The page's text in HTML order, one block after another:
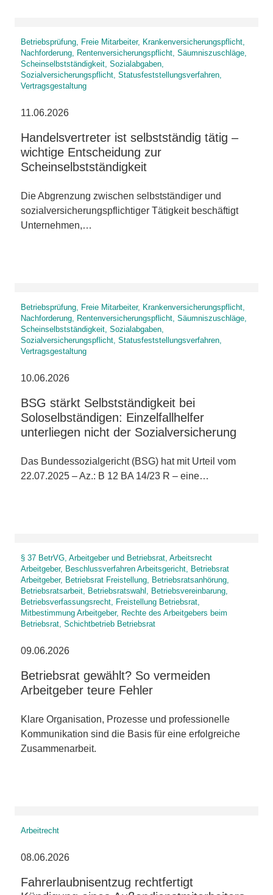
Betriebsprüfung, Freie Mitarbeiter, Krankenversicherungspflicht,
Nachforderung, Rentenversicherungspflicht, Säumniszuschläge,
Scheinselbstständigkeit, Sozialabgaben,
Sozialversicherungspflicht, Statusfeststellungsverfahren,
Vertragsgestaltung
11.06.2026
Handelsvertreter ist selbstständig tätig –
wichtige Entscheidung zur
Scheinselbstständigkeit
Die Abgrenzung zwischen selbstständiger und
sozialversicherungspflichtiger Tätigkeit beschäftigt
Unternehmen,…
Betriebsprüfung, Freie Mitarbeiter, Krankenversicherungspflicht,
Nachforderung, Rentenversicherungspflicht, Säumniszuschläge,
Scheinselbstständigkeit, Sozialabgaben,
Sozialversicherungspflicht, Statusfeststellungsverfahren,
Vertragsgestaltung
10.06.2026
BSG stärkt Selbstständigkeit bei
Soloselbständigen: Einzelfallhelfer
unterliegen nicht der Sozialversicherung
Das Bundessozialgericht (BSG) hat mit Urteil vom
22.07.2025 – Az.: B 12 BA 14/23 R – eine…
§ 37 BetrVG, Arbeitgeber und Betriebsrat, Arbeitsrecht
Arbeitgeber, Beschlussverfahren Arbeitsgericht, Betriebsrat
Arbeitgeber, Betriebsrat Freistellung, Betriebsratsanhörung,
Betriebsratsarbeit, Betriebsratswahl, Betriebsvereinbarung,
Betriebsverfassungsrecht, Freistellung Betriebsrat,
Mitbestimmung Arbeitgeber, Rechte des Arbeitgebers beim
Betriebsrat, Schichtbetrieb Betriebsrat
09.06.2026
Betriebsrat gewählt? So vermeiden
Arbeitgeber teure Fehler
Klare Organisation, Prozesse und professionelle
Kommunikation sind die Basis für eine erfolgreiche
Zusammenarbeit.
Arbeitrecht
08.06.2026
Fahrerlaubnisentzug rechtfertigt